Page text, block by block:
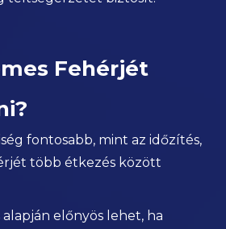
Fehérjét
fontosabb, mint az időzítés,
több étkezés között
előnyös lehet, ha